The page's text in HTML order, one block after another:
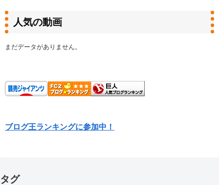
人気の動画
まだデータがありません。
ブログ王ランキングに参加中！
タグ